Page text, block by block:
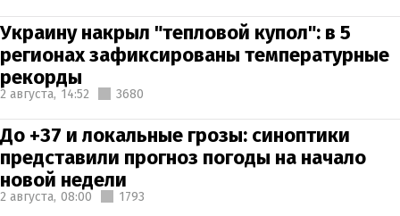
Украину накрыл "тепловой купол": в 5
регионах зафиксированы температурные
рекорды
2 августа, 14:52 3680
До +37 и локальные грозы: синоптики
представили прогноз погоды на начало
новой недели
2 августа, 08:00 1793